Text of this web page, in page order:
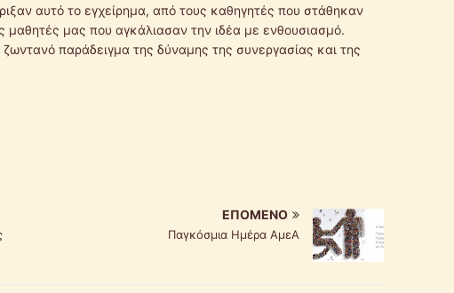
αυτό το εγχείρημα, από τους καθηγητές που στάθηκαν
μας που αγκάλιασαν την ιδέα με ενθουσιασμό.
ζωντανό παράδειγμα της δύναμης της συνεργασίας και της
ΕΠΌΜΕΝΟ
Παγκόσμια Ημέρα ΑμεΑ